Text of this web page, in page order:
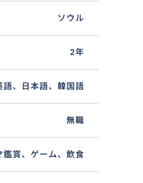
ソウル
2年
語、日本語、韓国語
無職
鑑賞、ゲーム、飲食